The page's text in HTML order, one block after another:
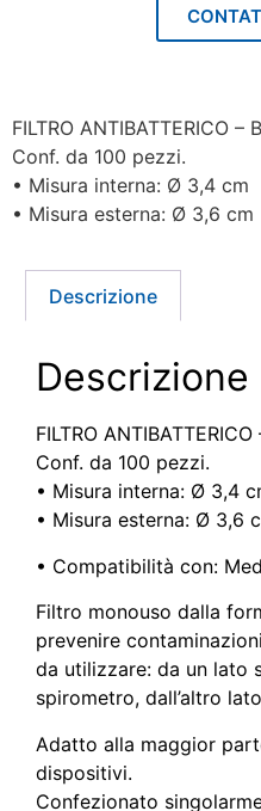
FILTRO ANTIBATTERICO –
Conf. da 100 pezzi.
• Misura interna: Ø 3,4 cm
• Misura esterna: Ø 3,6 cm
Descrizione
Descrizione
FILTRO
Conf. da 100 pezzi.
• Misura interna: Ø 3,4
• Misura esterna: Ø 3,6
• Compatibilità con:
Filtro monouso dalla
prevenire
da utilizzare: da un lato
spirometro, dall’altro
Adatto alla maggior
dispositivi.
Confezionato